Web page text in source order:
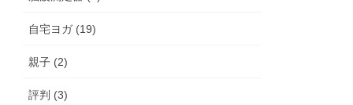
自宅ヨガ (19)
親子 (2)
評判 (3)